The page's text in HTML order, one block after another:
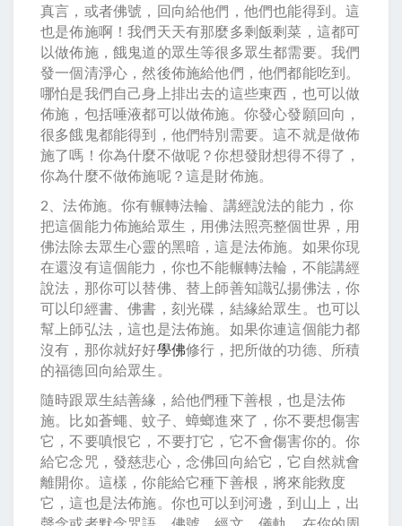
真言，或者佛號，回向給他們，他們也能得到。這
也是佈施啊！我們天天有那麼多剩飯剩菜，這都可
以做佈施，餓鬼道的眾生等很多眾生都需要。我們
發一個清淨心，然後佈施給他們，他們都能吃到。
哪怕是我們自己身上排出去的這些東西，也可以做
佈施，包括唾液都可以做佈施。你發心發願回向，
很多餓鬼都能得到，他們特別需要。這不就是做佈
施了嗎！你為什麼不做呢？你想發財想得不得了，
你為什麼不做佈施呢？這是財佈施。
2、法佈施。你有輾轉法輪、講經說法的能力，你
把這個能力佈施給眾生，用佛法照亮整個世界，用
佛法除去眾生心靈的黑暗，這是法佈施。如果你現
在還沒有這個能力，你也不能輾轉法輪，不能講經
說法，那你可以替佛、替上師善知識弘揚佛法，你
可以印經書、佛書，刻光碟，結緣給眾生。也可以
幫上師弘法，這也是法佈施。如果你連這個能力都
沒有，那你就好好學佛修行，把所做的功德、所積
的福德回向給眾生。
隨時跟眾生結善緣，給他們種下善根，也是法佈
施。比如蒼蠅、蚊子、蟑螂進來了，你不要想傷害
它，不要嗔恨它，不要打它，它不會傷害你的。你
給它念咒，發慈悲心，念佛回向給它，它自然就會
離開你。這樣，你能給它種下善根，將來能救度
它，這也是法佈施。你也可以到河邊，到山上，出